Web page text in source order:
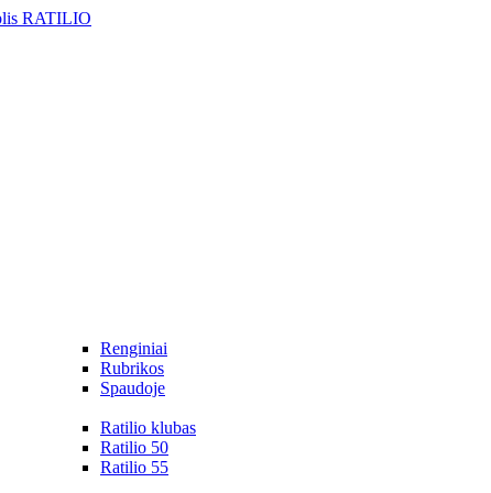
Renginiai
Rubrikos
Spaudoje
Ratilio klubas
Ratilio 50
Ratilio 55